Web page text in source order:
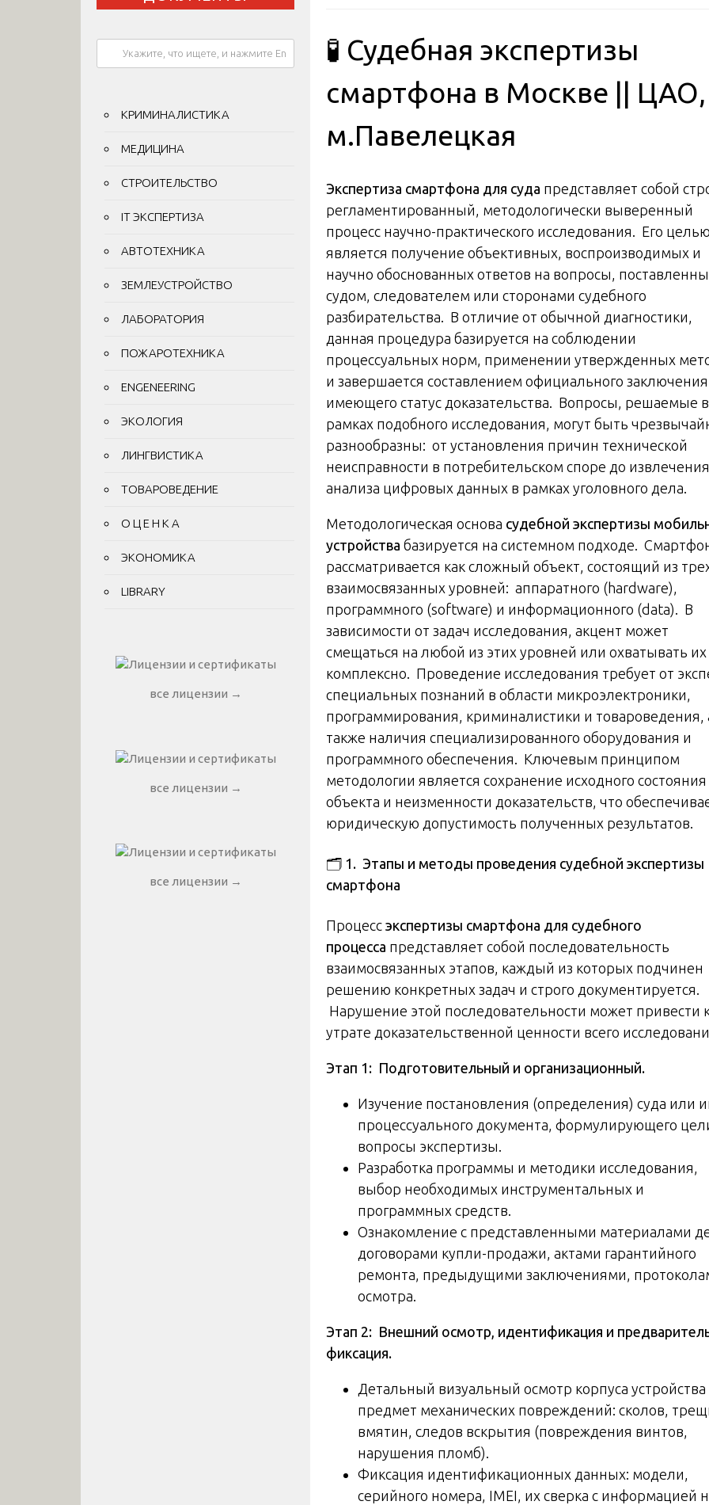
🧪 Судебная экспертизы
смартфона в Москве || ЦАО,
м.Павелецкая
Экспертиза смартфона для суда представляет собой
регламентированный, методологически выверенный
процесс научно-практического исследования. Его
является получение объективных, воспроизводимых и
научно обоснованных ответов на вопросы,
судом, следователем или сторонами судебного
разбирательства. В отличие от обычной диагностики,
данная процедура базируется на соблюдении
процессуальных норм, применении утвержденных
и завершается составлением официального
имеющего статус доказательства. Вопросы, решаемые в
рамках подобного исследования, могут быть
разнообразны: от установления причин технической
неисправности в потребительском споре до
анализа цифровых данных в рамках уголовного дела.
Методологическая основа судебной экспертизы
устройства базируется на системном подходе.
рассматривается как сложный объект, состоящий из
взаимосвязанных уровней: аппаратного (hardware),
программного (software) и информационного (data). В
зависимости от задач исследования, акцент может
смещаться на любой из этих уровней или охватывать их
комплексно. Проведение исследования требует от
специальных познаний в области микроэлектроники,
программирования, криминалистики и товароведения,
также наличия специализированного оборудования и
программного обеспечения. Ключевым принципом
методологии является сохранение исходного состояния
объекта и неизменности доказательств, что
юридическую допустимость полученных результатов.
🗂️ 1. Этапы и методы проведения судебной экспертизы
смартфона
Процесс экспертизы смартфона для судебного
процесса представляет собой последовательность
взаимосвязанных этапов, каждый из которых подчинен
решению конкретных задач и строго документируется.
Нарушение этой последовательности может привести
утрате доказательственной ценности всего
Этап 1: Подготовительный и организационный.
Изучение постановления (определения) суда или
процессуального документа, формулирующего
вопросы экспертизы.
Разработка программы и методики исследования,
выбор необходимых инструментальных и
программных средств.
Ознакомление с представленными материалами
договорами купли-продажи, актами гарантийного
ремонта, предыдущими заключениями,
осмотра.
Этап 2: Внешний осмотр, идентификация и
фиксация.
Детальный визуальный осмотр корпуса устройства
предмет механических повреждений: сколов,
вмятин, следов вскрытия (повреждения винтов,
нарушения пломб).
Фиксация идентификационных данных: модели,
серийного номера, IMEI, их сверка с информацией
КРИМИНАЛИСТИКА
МЕДИЦИНА
СТРОИТЕЛЬСТВО
IT ЭКСПЕРТИЗА
АВТОТЕХНИКА
ЗЕМЛЕУСТРОЙСТВО
ЛАБОРАТОРИЯ
ПОЖАРОТЕХНИКА
ENGENEERING
ЭКОЛОГИЯ
ЛИНГВИСТИКА
ТОВАРОВЕДЕНИЕ
О Ц Е Н К А
ЭКОНОМИКА
LIBRARY
все лицензии →
все лицензии →
все лицензии →